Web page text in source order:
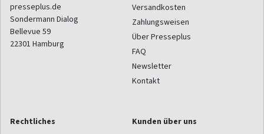
presseplus.de
Sondermann Dialog
Bellevue 59
22301 Hamburg
Versandkosten
Zahlungsweisen
Über Presseplus
FAQ
Newsletter
Kontakt
Rechtliches
Kunden über uns